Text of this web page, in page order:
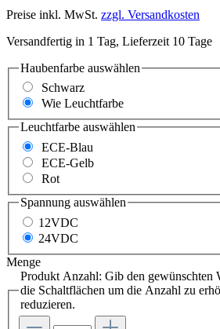
Preise inkl. MwSt. zzgl. Versandkosten
Versandfertig in 1 Tag, Lieferzeit 10 Tage
Haubenfarbe auswählen
Schwarz
Wie Leuchtfarbe
Leuchtfarbe auswählen
ECE-Blau
ECE-Gelb
Rot
Spannung auswählen
12VDC
24VDC
Menge
Produkt Anzahl: Gib den gewünschten
die Schaltflächen um die Anzahl zu
reduzieren.